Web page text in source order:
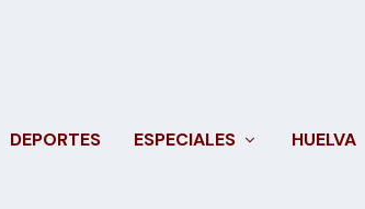
DEPORTES ESPECIALES HUELVA